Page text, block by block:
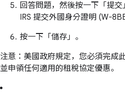
回答問題，然後按一下「提
IRS 提交外國身分證明 (W-
按一下「儲存」。
注意：美國政府規定，您必須完成
並申領任何適用的租稅協定優惠。